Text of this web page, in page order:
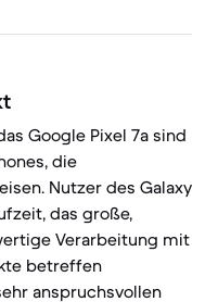
Google Pixel 7a sind
die
Nutzer des Galaxy
das große,
Verarbeitung mit
betreffen
anspruchsvollen